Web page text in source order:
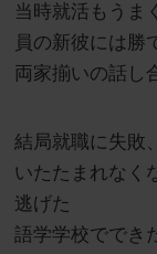
当時就活もうま
員の新彼には勝
両家揃いの話し
結局就職に失敗
いたたまれなく
逃げた
語学学校ででき